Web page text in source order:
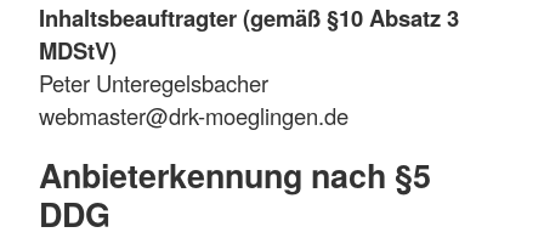
Inhaltsbeauftragter (gemäß §10 Absatz 3
MDStV)
Peter Unteregelsbacher
webmaster@drk-moeglingen.de
Anbieterkennung nach §5
DDG